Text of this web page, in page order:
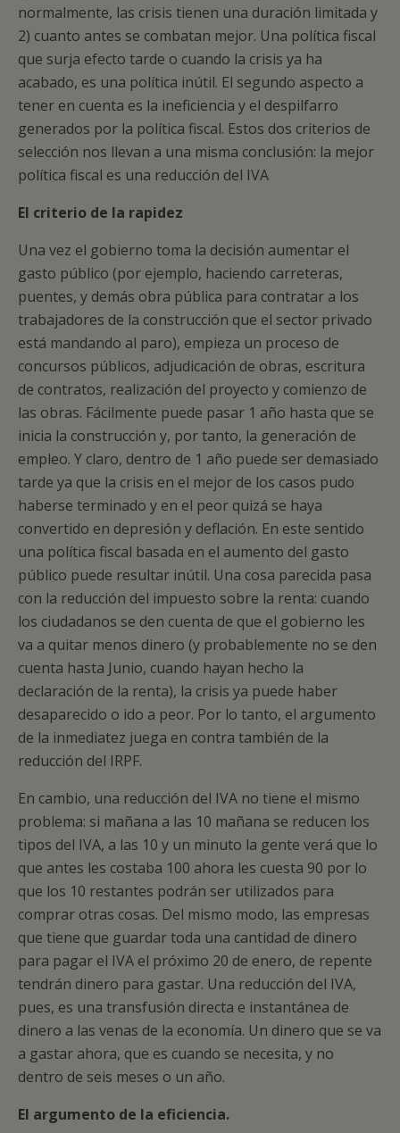
normalmente, las crisis tienen una duración limitada y
2) cuanto antes se combatan mejor. Una política fiscal
que surja efecto tarde o cuando la crisis ya ha
acabado, es una política inútil. El segundo aspecto a
tener en cuenta es la ineficiencia y el despilfarro
generados por la política fiscal. Estos dos criterios de
selección nos llevan a una misma conclusión: la mejor
política fiscal es una reducción del IVA
El criterio de la rapidez
Una vez el gobierno toma la decisión aumentar el
gasto público (por ejemplo, haciendo carreteras,
puentes, y demás obra pública para contratar a los
trabajadores de la construcción que el sector privado
está mandando al paro), empieza un proceso de
concursos públicos, adjudicación de obras, escritura
de contratos, realización del proyecto y comienzo de
las obras. Fácilmente puede pasar 1 año hasta que se
inicia la construcción y, por tanto, la generación de
empleo. Y claro, dentro de 1 año puede ser demasiado
tarde ya que la crisis en el mejor de los casos pudo
haberse terminado y en el peor quizá se haya
convertido en depresión y deflación. En este sentido
una política fiscal basada en el aumento del gasto
público puede resultar inútil. Una cosa parecida pasa
con la reducción del impuesto sobre la renta: cuando
los ciudadanos se den cuenta de que el gobierno les
va a quitar menos dinero (y probablemente no se den
cuenta hasta Junio, cuando hayan hecho la
declaración de la renta), la crisis ya puede haber
desaparecido o ido a peor. Por lo tanto, el argumento
de la inmediatez juega en contra también de la
reducción del IRPF.
En cambio, una reducción del IVA no tiene el mismo
problema: si mañana a las 10 mañana se reducen los
tipos del IVA, a las 10 y un minuto la gente verá que lo
que antes les costaba 100 ahora les cuesta 90 por lo
que los 10 restantes podrán ser utilizados para
comprar otras cosas. Del mismo modo, las empresas
que tiene que guardar toda una cantidad de dinero
para pagar el IVA el próximo 20 de enero, de repente
tendrán dinero para gastar. Una reducción del IVA,
pues, es una transfusión directa e instantánea de
dinero a las venas de la economía. Un dinero que se va
a gastar ahora, que es cuando se necesita, y no
dentro de seis meses o un año.
El argumento de la eficiencia.